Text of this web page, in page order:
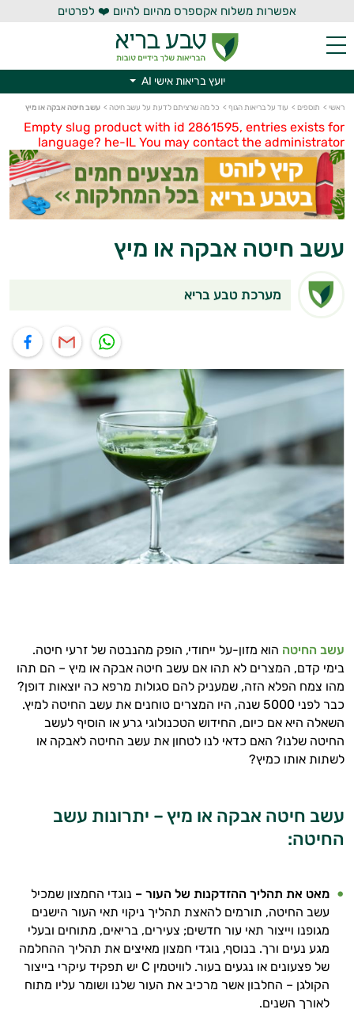
אפשרות משלוח אקספרס מהיום להיום ❤️ לפרטים
יועץ בריאות אישי AI
ראשי > תוספים > עוד על בריאות הגוף > כל מה שרציתם לדעת על עשב חיטה > עשב חיטה אבקה או מיץ
Empty slug product with id 2861595, entries exists for
language? he-IL You may contact the administrator
עשב חיטה אבקה או מיץ
מערכת טבע בריא
עשב החיטה הוא מזון-על ייחודי, הופק מהנבטה של זרעי חיטה.
בימי קדם, המצרים לא תהו אם עשב חיטה אבקה או מיץ – הם תהו
מהו צמח הפלא הזה, שמעניק להם סגולות מרפא כה יוצאות דופן?
כבר לפני 5000 שנה, היו המצרים טוחנים את עשב החיטה למיץ.
השאלה היא אם כיום, החידוש הטכנולוגי גרע או הוסיף לעשב
החיטה שלנו? האם כדאי לנו לטחון את עשב החיטה לאבקה או
לשתות אותו כמיץ?
עשב חיטה אבקה או מיץ – יתרונות עשב
החיטה:
מאט את תהליך ההזדקנות של העור – נוגדי החמצון שמכיל
עשב החיטה, תורמים להאצת תהליך ניקוי תאי העור הישנים
מגופנו וייצור תאי עור חדשים; צעירים, בריאים, מתוחים ובעלי
מגע נעים ורך. בנוסף, נוגדי חמצון מאיצים את תהליך ההחלמה
של פצעונים או נגעים בעור. לוויטמין C יש תפקיד עיקרי בייצור
הקולגן – החלבון אשר מרכיב את העור שלנו ושומר עליו מתוח
לאורך השנים.
היי,
אני יועץ הבריאות האישי AI של טבע בריא.
התשובות שלי מבוססות על מאגרי מידע קליניים
וספרות מקצועית בתחומי הרפואה הטבעית
ותזונת הספורט.